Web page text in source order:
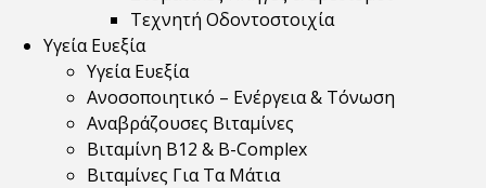
Τεχνητή Οδοντοστοιχία
Υγεία Ευεξία
Υγεία Ευεξία
Ανοσοποιητικό – Ενέργεια & Τόνωση
Αναβράζουσες Βιταμίνες
Βιταμίνη B12 & Β-Complex
Βιταμίνες Για Τα Μάτια